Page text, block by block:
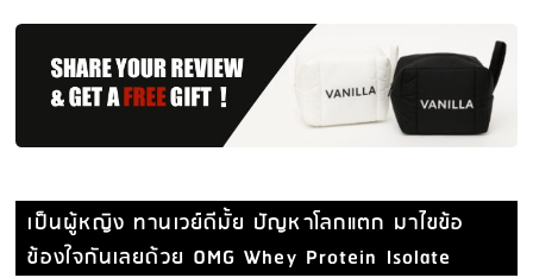
เป็นผู้หญิง ทานเวย์ดีมั้ย ปัญหาโลกแตก มาไขข้อ
ข้องใจกันเลยด้วย OMG Whey Protein Isolate